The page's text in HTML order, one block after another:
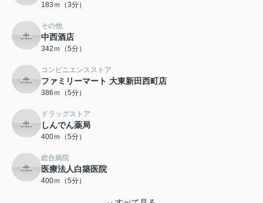
183ｍ（3分）
その他
中西酒店
342ｍ（5分）
コンビニエンスストア
ファミリーマート 大東新田西町店
386ｍ（5分）
ドラッグストア
しんでん薬局
400ｍ（5分）
総合病院
医療法人白築医院
400ｍ（5分）